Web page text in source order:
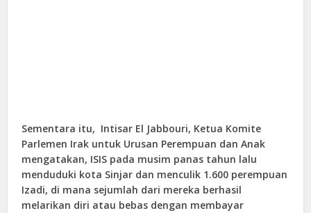
Sementara itu, Intisar El Jabbouri, Ketua Komite
Parlemen Irak untuk Urusan Perempuan dan Anak
mengatakan, ISIS pada musim panas tahun lalu
menduduki kota Sinjar dan menculik 1.600 perempuan
Izadi, di mana sejumlah dari mereka berhasil
melarikan diri atau bebas dengan membayar